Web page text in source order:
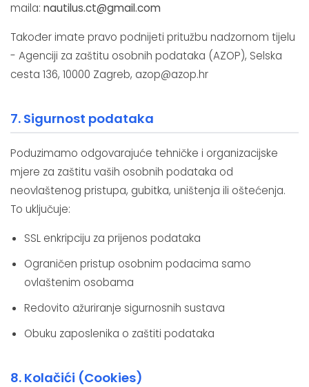
maila: nautilus.ct@gmail.com
Također imate pravo podnijeti pritužbu nadzornom tijelu
- Agenciji za zaštitu osobnih podataka (AZOP), Selska
cesta 136, 10000 Zagreb, azop@azop.hr
7. Sigurnost podataka
Poduzimamo odgovarajuće tehničke i organizacijske
mjere za zaštitu vaših osobnih podataka od
neovlaštenog pristupa, gubitka, uništenja ili oštećenja.
To uključuje:
SSL enkripciju za prijenos podataka
Ograničen pristup osobnim podacima samo
ovlaštenim osobama
Redovito ažuriranje sigurnosnih sustava
Obuku zaposlenika o zaštiti podataka
8. Kolačići (Cookies)